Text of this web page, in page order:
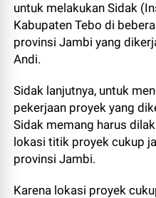
untuk melakukan Sidak
Kabupaten Tebo di
provinsi Jambi yang
Andi.
Sidak lanjutnya, untuk
pekerjaan proyek yang
Sidak memang harus
lokasi titik proyek cukup
provinsi Jambi.
Karena lokasi proyek